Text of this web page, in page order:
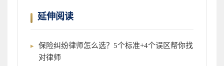
延伸阅读
保险纠纷律师怎么选？5个标准+4个误区帮你找
对律师